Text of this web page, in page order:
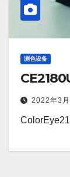
测色设备
2022年3月